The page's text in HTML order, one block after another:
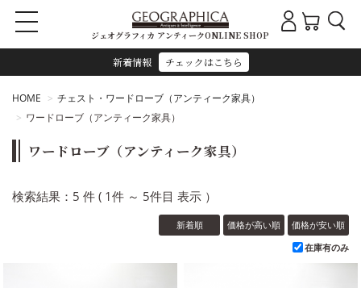
新着情報 チェックはこちら
ジェオグラフィカ アンティークONLINE SHOP
HOME
チェスト・ワードローブ（アンティーク家具）
ワードローブ（アンティーク家具）
ワードローブ（アンティーク家具）
検索結果：5 件 ( 1件 ～ 5件目 表示 ）
新着順 価格が高い順
価格が安い順
在庫有のみ